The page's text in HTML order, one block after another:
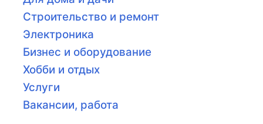
Строительство и ремонт
Электроника
Бизнес и оборудование
Хобби и отдых
Услуги
Вакансии, работа